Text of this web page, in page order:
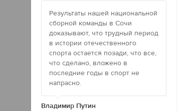
Результаты нашей национальной
сборной команды в Сочи
доказывают, что трудный период
в истории отечественного
спорта остается позади, что все,
что сделано, вложено в
последние годы в спорт не
напрасно.
Владимир Путин